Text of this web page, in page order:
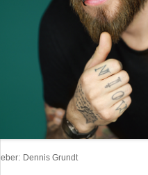
Dennis Grundt